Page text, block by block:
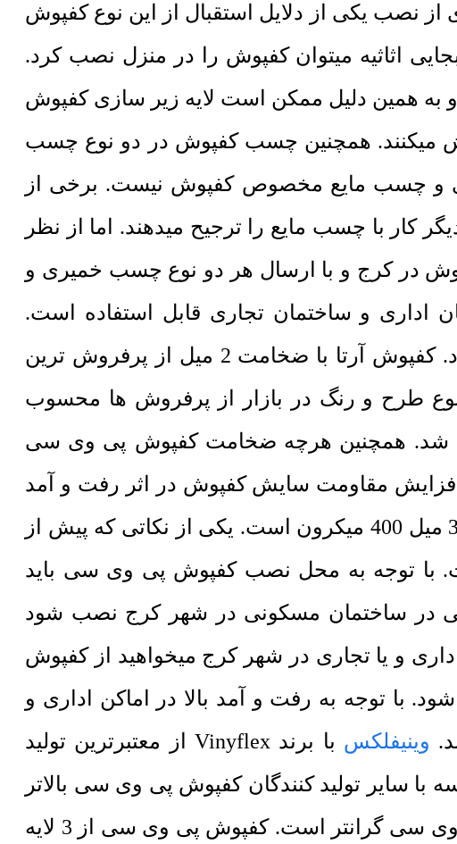
یکی از دلایل استقبال از این نوع کفپوش
اثاثیه میتوان کفپوش را در منزل نصب کرد.
همین دلیل ممکن است لایه زیر سازی کفپوش
میکنند. همچنین چسب کفپوش در دو نوع چسب
و چسب مایع مخصوص کفپوش نیست. برخی از
با چسب مایع را ترجیح میدهند. اما از نظر
در کرج و با ارسال هر دو نوع چسب خمیری و
اداری و ساختمان تجاری قابل استفاده است.
کفپوش پی وی سی در سه ضخامت 1.5 میلیمتر، 2 میلیمتر و 3 میلیمتر تولید میشود. کفپوش آرتا با ضخامت 2 میل از پرفروش ترین
طرح و رنگ در بازار از پرفروش ها محسوب
شد. همچنین هرچه ضخامت کفپوش پی وی سی
افزایش مقاومت سایش کفپوش در اثر رفت و آمد
خواهد شد. به عنوان مثال ضخامت لایه رویی کفپوش 2 میل 200 میکرون و کفپوش 3 میل 400 میکرون است. یکی از نکاتی که پیش از
توجه به محل نصب کفپوش پی وی سی باید
در ساختمان مسکونی در شهر کرج نصب شود
که در اماکن اداری و یا تجاری در شهر کرج میخواهید از کفپوش
رفت و آمد بیشتر باید از کفپوش 3 میل استفاده شود. با توجه به رفت و آمد بالا در اماکن اداری و
وینیفلکس
با برند Vinyflex از معتبرترین تولید
سایر تولید کنندگان کفپوش پی وی سی بالاتر
است. همچنین به دلیل وارداتی بودن مواد اولیه آن نسبت به سایر انواع کفپوش پی وی سی گرانتر است. کفپوش پی وی سی از 3 لایه